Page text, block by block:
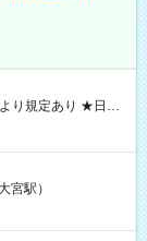
お仕事後はコ
試
宮駅）